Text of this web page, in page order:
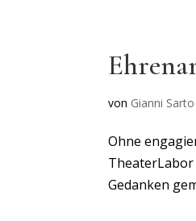
von Gianni Sarto
Ohne
TheaterLabor
Gedanken